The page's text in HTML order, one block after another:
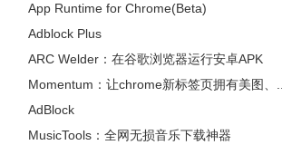
App Runtime for Chrome(Beta)
Adblock Plus
ARC Welder：在谷歌浏览器运行安卓APK
Momentum：让chrome新标签页拥有美图、...
AdBlock
​MusicTools：全网无损音乐下载神器